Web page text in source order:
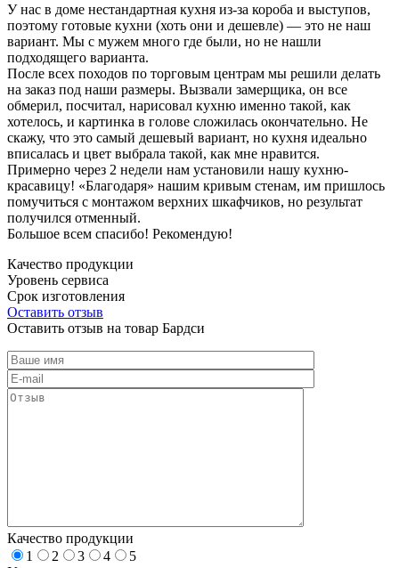
У нас в доме нестандартная кухня из-за короба и выступов,
поэтому готовые кухни (хоть они и дешевле) — это не наш
вариант. Мы с мужем много где были, но не нашли
подходящего варианта.
После всех походов по торговым центрам мы решили делать
на заказ под наши размеры. Вызвали замерщика, он все
обмерил, посчитал, нарисовал кухню именно такой, как
хотелось, и картинка в голове сложилась окончательно. Не
скажу, что это самый дешевый вариант, но кухня идеально
вписалась и цвет выбрала такой, как мне нравится.
Примерно через 2 недели нам установили нашу кухню-
красавицу! «Благодаря» нашим кривым стенам, им пришлось
помучиться с монтажом верхних шкафчиков, но результат
получился отменный.
Большое всем спасибо! Рекомендую!
Качество продукции
Уровень сервиса
Срок изготовления
Оставить отзыв
Оставить отзыв на товар Бардси
Качество продукции
1
2 3 4
5